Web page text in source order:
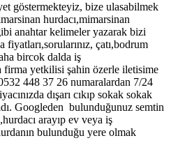
göstermekteyiz, bize ulasabilmek
hurdacı,mimarsinan
anahtar kelimeler yazarak bizi
çatı,bodrum
bircok dalda iş
firma yetkilisi şahin özerle iletisime
448 37 26 numaralardan 7/24
dışarı cıkıp sokak sokak
Googleden bulunduğunuz semtin
arayıp ev veya iş
bulunduğu yere olmak